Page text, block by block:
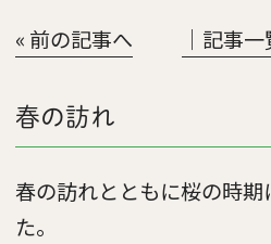
« 前の記事へ │記事一
春の訪れ
春の訪れとともに桜の時期
た。